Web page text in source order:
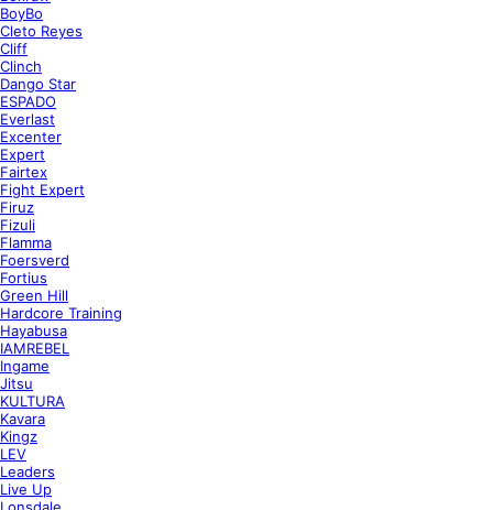
BoyBo
Cleto Reyes
Cliff
Clinch
Dango Star
ESPADO
Everlast
Excenter
Expert
Fairtex
Fight Expert
Firuz
Fizuli
Flamma
Foersverd
Fortius
Green Hill
Hardcore Training
Hayabusa
IAMREBEL
Ingame
Jitsu
KULTURA
Kavara
Kingz
LEV
Leaders
Live Up